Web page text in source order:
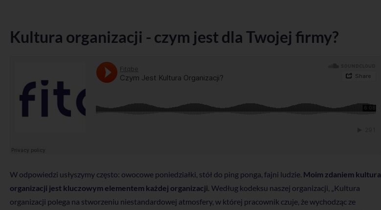
Kultura organizacji - czym jest dla Twojej firmy?
W odpowiedzi usłyszymy często: owocowe poniedziałki, stół do ping ponga, fajni ludzie. Moim zdaniem kultura
organizacji jest kluczowym elementem każdej organizacji. Według kodeksu naszej organizacji, „Kultura
organizacji polega na stworzeniu niestandardowej atmosfery, w której pracownik czuje, że wychodząc ze